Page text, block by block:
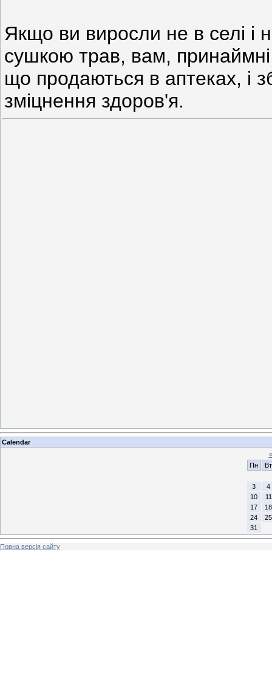
Якщо ви виросли не в селі і
сушкою трав, вам,
що продаються в аптеках, і
зміцнення здоров'я.
Calendar
«
Пн
Вт
3
4
10
11
17
18
24
25
31
Повна версія сайту